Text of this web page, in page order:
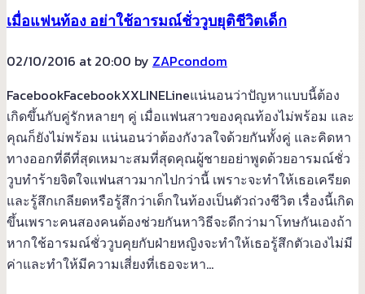
เมื่อแฟนท้อง อย่าใช้อารมณ์ชั่ววูบยุติชีวิตเด็ก
02/10/2016 at 20:00 by ZAPcondom
FacebookFacebookXXLINELineแน่นอนว่าปัญหาแบบนี้ต้อง
เกิดขึ้นกับคู่รักหลายๆ คู่ เมื่อแฟนสาวของคุณท้องไม่พร้อม และ
คุณก็ยังไม่พร้อม แน่นอนว่าต้องกังวลใจด้วยกันทั้งคู่ และคิดหา
ทางออกที่ดีที่สุดเหมาะสมที่สุดคุณผู้ชายอย่าพูดด้วยอารมณ์ชั่ว
วูบทำร้ายจิตใจแฟนสาวมากไปกว่านี้ เพราะจะทำให้เธอเครียด
และรู้สึกเกลียดหรือรู้สึกว่าเด็กในท้องเป็นตัวถ่วงชีวิต เรื่องนี้เกิด
ขึ้นเพราะคนสองคนต้องช่วยกันหาวิธีจะดีกว่ามาโทษกันเองถ้า
หากใช้อารมณ์ชั่ววูบคุยกับฝ่ายหญิงจะทำให้เธอรู้สึกตัวเองไม่มี
ค่าและทำให้มีความเสี่ยงที่เธอจะหา…